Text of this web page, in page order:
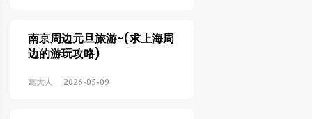
南京周边元旦旅游~(求上海周
边的游玩攻略)
葛大人 2026-05-09